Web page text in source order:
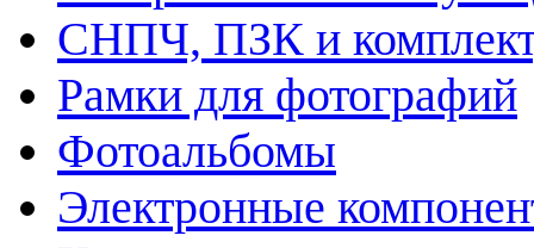
СНПЧ, ПЗК и
Рамки для фотографий
Фотоальбомы
Электронные